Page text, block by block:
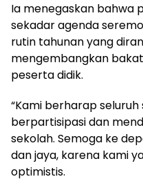
Ia menegaskan bahwa
sekadar agenda
rutin tahunan yang
mengembangkan
peserta didik.
“Kami berharap
berpartisipasi dan
sekolah. Semoga ke
dan jaya, karena kami
optimistis.